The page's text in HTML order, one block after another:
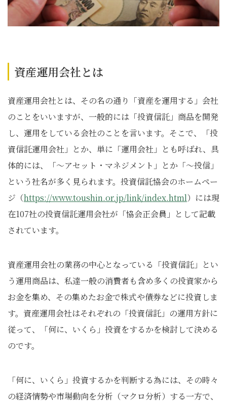
資産運用会社とは
資産運用会社とは、その名の通り「資産を運用する」会社
のことをいいますが、一般的には「投資信託」商品を開発
し、運用をしている会社のことを言います。そこで、「投
資信託運用会社」とか、単に「運用会社」とも呼ばれ、具
体的には、「～アセット・マネジメント」とか「～投信」
という社名が多く見られます。投資信託協会のホームペー
ジ（https://www.toushin.or.jp/link/index.html）には現
在107社の投資信託運用会社が「協会正会員」として記載
されています。
資産運用会社の業務の中心となっている「投資信託」とい
う運用商品は、私達一般の消費者も含め多くの投資家から
お金を集め、その集めたお金で株式や債券などに投資しま
す。資産運用会社はそれぞれの「投資信託」の運用方針に
従って、「何に、いくら」投資をするかを検討して決める
のです。
「何に、いくら」投資するかを判断する為には、その時々
の経済情勢や市場動向を分析（マクロ分析）する一方で、